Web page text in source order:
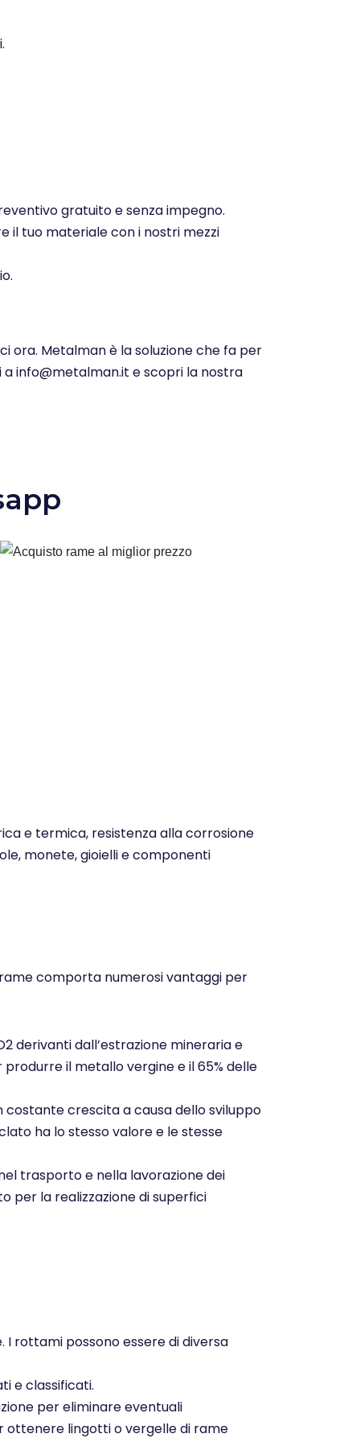
gratuito e senza impegno.
il tuo materiale con i nostri mezzi
ora. Metalman è la soluzione che fa per
info@metalman.it e scopri la nostra
e termica, resistenza alla corrosione
monete, gioielli e componenti
comporta numerosi vantaggi per
derivanti dall’estrazione mineraria e
il metallo vergine e il 65% delle
costante crescita a causa dello sviluppo
ha lo stesso valore e le stesse
trasporto e nella lavorazione dei
per la realizzazione di superfici
rottami possono essere di diversa
e classificati.
per eliminare eventuali
ottenere lingotti o vergelle di rame